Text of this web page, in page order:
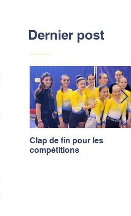
Dernier post
Clap de fin pour les
compétitions